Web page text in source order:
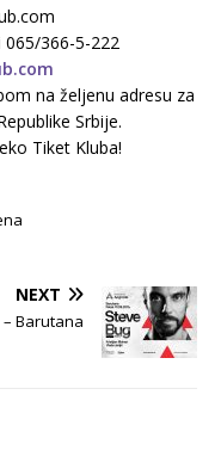
065/366-5-222
na željenu adresu za
Srbije.
Tiket Kluba!
NEXT
– Barutana